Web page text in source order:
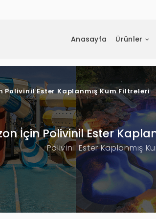
Anasayfa Ürünler
İçin Polivinil Ester
Polivinil Ester Kaplanmış
Polivinil Ester Kaplanmış Kum Filtreleri